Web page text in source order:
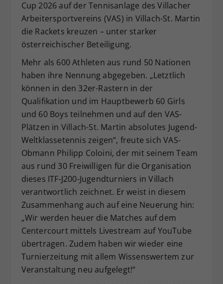
Cup 2026 auf der Tennisanlage des Villacher
Arbeitersportvereins (VAS) in Villach-St. Martin
die Rackets kreuzen – unter starker
österreichischer Beteiligung.
Mehr als 600 Athleten aus rund 50 Nationen
haben ihre Nennung abgegeben. „Letztlich
können in den 32er-Rastern in der
Qualifikation und im Hauptbewerb 60 Girls
und 60 Boys teilnehmen und auf den VAS-
Plätzen in Villach-St. Martin absolutes Jugend-
Weltklassetennis zeigen“, freute sich VAS-
Obmann Philipp Coloini, der mit seinem Team
aus rund 30 Freiwilligen für die Organisation
dieses ITF-J200-Jugendturniers in Villach
verantwortlich zeichnet. Er weist in diesem
Zusammenhang auch auf eine Neuerung hin:
„Wir werden heuer die Matches auf dem
Centercourt mittels Livestream auf YouTube
übertragen. Zudem haben wir wieder eine
Turnierzeitung mit allem Wissenswertem zur
Veranstaltung neu aufgelegt!“
Zweck
Dieser Wert speichert Ihre Consent-
Einstellungen. Unter anderem eine
zufällig generierte ID, für die
historische Speicherung Ihrer
Webseiten-Betreiber dies eingestellt
hat.